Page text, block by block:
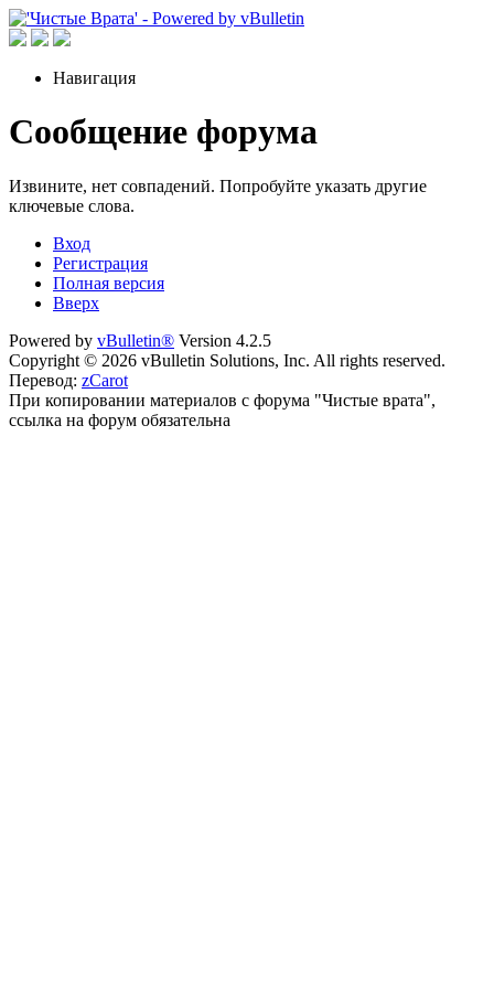
Навигация
Сообщение форума
Извините, нет совпадений. Попробуйте указать другие
ключевые слова.
Вход
Регистрация
Полная версия
Вверх
Powered by vBulletin® Version 4.2.5
Copyright © 2026 vBulletin Solutions, Inc. All rights reserved.
Перевод: zCarot
При копировании материалов с форума "Чистые врата",
ссылка на форум обязательна